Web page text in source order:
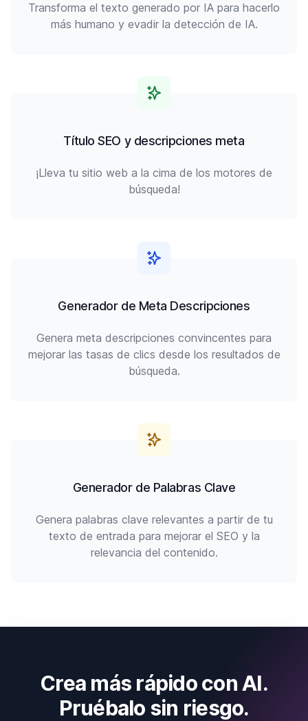
Transforma el texto generado por IA para hacerlo
más humano y evadir la detección de IA.
Título SEO y descripciones meta
¡Lleva tu sitio web a la cima de los motores de
búsqueda!
Generador de Meta Descripciones
Genera meta descripciones convincentes para
mejorar las tasas de clics desde los resultados de
búsqueda.
Generador de Palabras Clave
Genera palabras clave relevantes a partir de tu
texto de entrada para mejorar el SEO y la
relevancia del contenido.
Crea más rápido con AI.
Pruébalo sin riesgo.